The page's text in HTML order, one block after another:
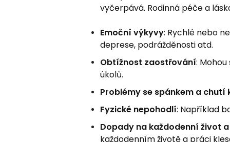
vyčerpává. Rodinná péče a
Emoční výkyvy: Rychlé nebo
deprese, podrážděnosti atd.
Obtížnost zaostřování:
úkolů.
Problémy se spánkem a chutí
Fyzické nepohodlí: Například
Dopady na každodenní život
každodenním životě a práci